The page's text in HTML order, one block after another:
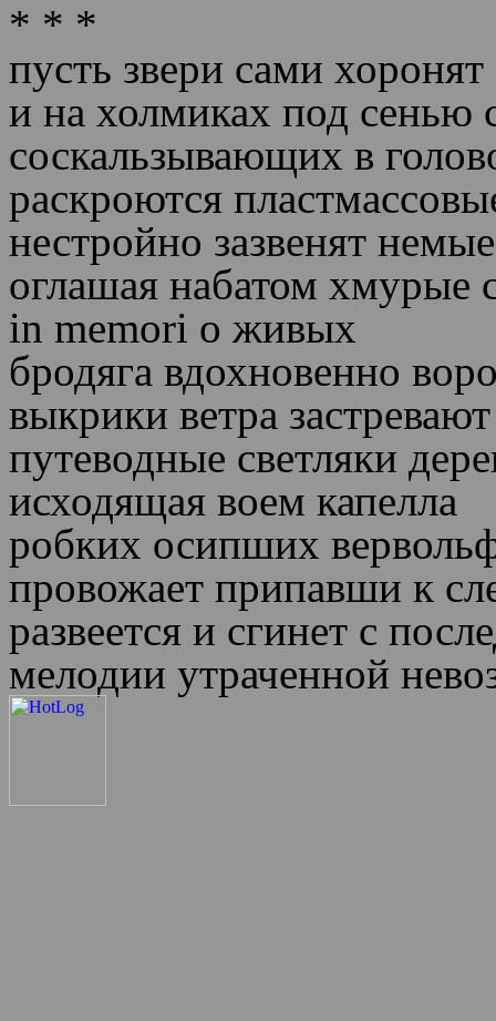
* * *
пусть звери сами
и на холмиках под сенью
соскальзывающих в
раскроются
нестройно зазвенят
оглашая набатом хмурые
in memori о живых
бродяга вдохновенно
выкрики ветра
путеводные светляки
исходящая воем капелла
робких осипших
провожает припавши к
развеется и сгинет с
мелодии утраченной